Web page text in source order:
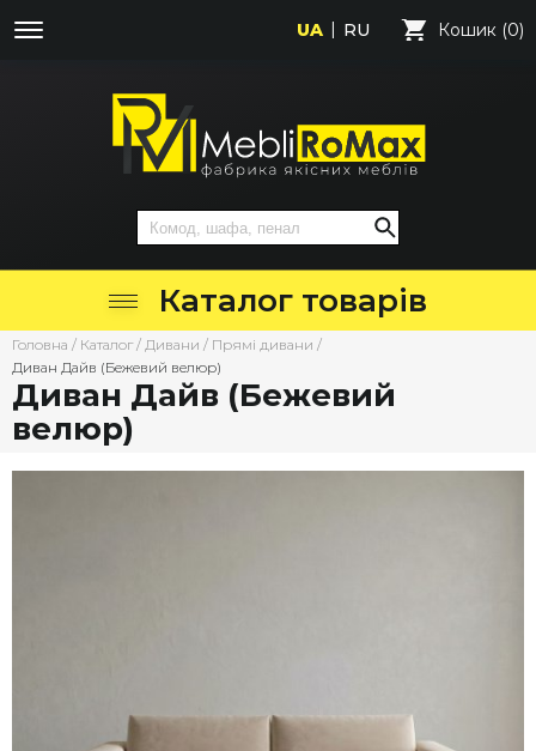
UA RU Кошик (0)
Каталог товарів
Головна / Каталог / Дивани / Прямі дивани /
Диван Дайв (Бежевий велюр)
Диван Дайв (Бежевий
велюр)